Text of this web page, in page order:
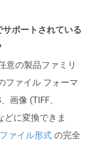
ポートされている
意の製品ファミリ
ファイル フォーマ
画像 (TIFF、
どに変換できま
ァイル形式 の完全